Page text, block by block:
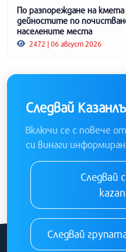
По разпореждане на
дейностите по
населените места
2472 | 06 август 2026
Следвай
Включи се с повече
си винаги информиран
Следвай
Следвай